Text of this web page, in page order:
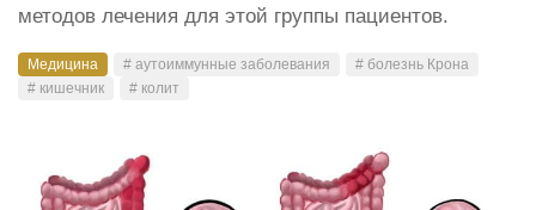
методов лечения для этой группы пациентов.
Медицина # аутоиммунные заболевания
# болезнь Крона
# кишечник
# колит